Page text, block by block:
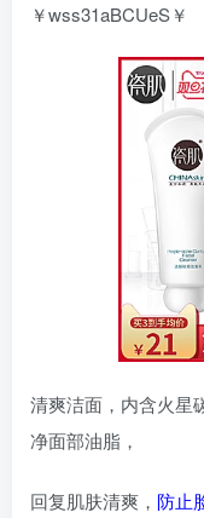
￥wss31aBCUeS￥
清爽洁面，内含火星
净面部油脂，
回复肌肤清爽， 防止